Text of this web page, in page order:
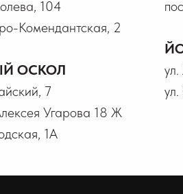
104
Комендантская, 2
ОСКОЛ
7
Угарова 18 Ж
1А